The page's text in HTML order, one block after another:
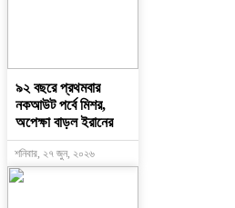
৯২ বছরে প্রথমবার
নকআউট পর্বে মিশর,
অপেক্ষা বাড়ল ইরানের
শনিবার, ২৭ জুন, ২০২৬